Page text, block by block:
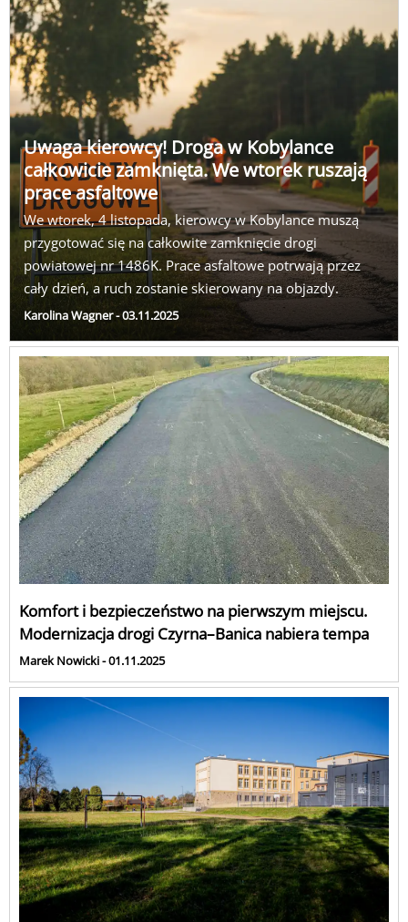
Uwaga kierowcy! Droga w Kobylance
całkowicie zamknięta. We wtorek ruszają
prace asfaltowe
We wtorek, 4 listopada, kierowcy w Kobylance muszą
przygotować się na całkowite zamknięcie drogi
powiatowej nr 1486K. Prace asfaltowe potrwają przez
cały dzień, a ruch zostanie skierowany na objazdy.
Karolina Wagner - 03.11.2025
Komfort i bezpieczeństwo na pierwszym miejscu.
Modernizacja drogi Czyrna–Banica nabiera tempa
Marek Nowicki - 01.11.2025